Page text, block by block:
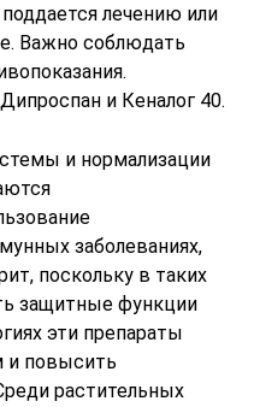
лечению или
Важно соблюдать
и Кеналог 40.
и нормализации
заболеваниях,
поскольку в таких
защитные функции
эти препараты
и повысить
растительных